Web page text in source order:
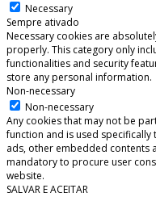
Necessary
Sempre ativado
Necessary cookies are
properly. This category only
functionalities and security
store any personal information.
Non-necessary
Non-necessary
Any cookies that may not be
function and is used
ads, other embedded contents
mandatory to procure user
website.
SALVAR E ACEITAR